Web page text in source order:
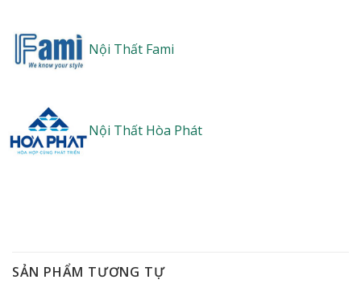
Nội Thất Fami
Nội Thất Hòa Phát
SẢN PHẨM TƯƠNG TỰ